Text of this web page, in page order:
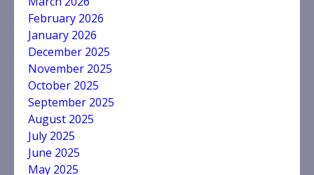
February 2026
January 2026
December 2025
November 2025
October 2025
September 2025
August 2025
July 2025
June 2025
May 2025